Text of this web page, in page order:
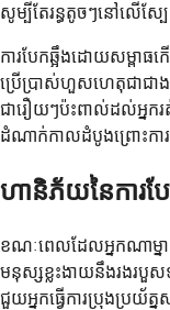
សូម្បីតែរន្ធតូចៗនៅលើស្បែក
ការបែកឆ្អឹងដោយសម្ពាធ
ប្រើប្រាស់ហួសហេតុជាជាង
ជារឿយៗប៉ះពាល់ដល់អ្នករ
ដំណាក់កាលដំបូងព្រោះការ
ហានិភ័យនៃការបែ
ខណៈពេលដែលអ្នកណាម្នា
មនុស្សខ្លះងាយនឹងរងរបួ
ជួយអ្នកធ្វើការប្រុងប្រយ័ត្